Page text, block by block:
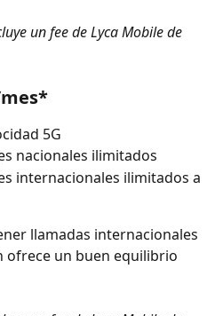
un fee de Lyca Mobile de
mes*
5G
nacionales ilimitados
internacionales ilimitados a
llamadas internacionales
ofrece un buen equilibrio